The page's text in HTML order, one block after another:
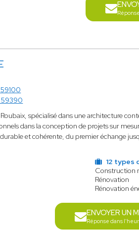
59390
spécialisé dans une architecture
dans la conception de projets sur
et cohérente, du premier échange
12 types
Construction
Rénovation
Rénovation
ENVOYER UN
Réponse dans